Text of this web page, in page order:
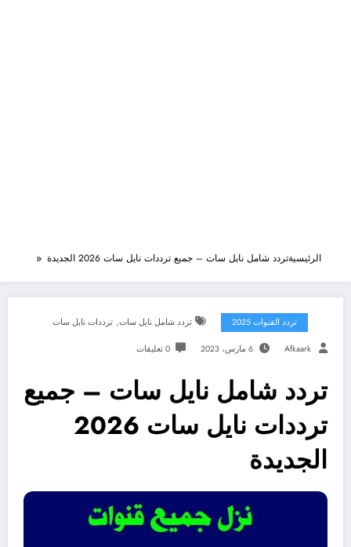
الرئيسيةتردد شامل نايل سات – جميع ترددات نايل سات 2026 الجديدة
تردد القنوات 2025 تردد شامل نايل سات, ترددات نايل سات
Afkaark 6 مارس، 2023 0 تعليقات
تردد شامل نايل سات – جميع
ترددات نايل سات 2026
الجديدة